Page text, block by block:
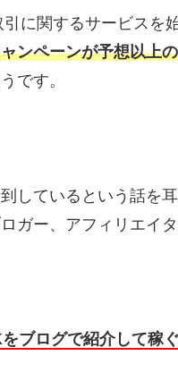
に関するサービスを
ンペーンが予想以上
です。
しているという話を
ガー、アフィリエイタ
ブログで紹介して稼